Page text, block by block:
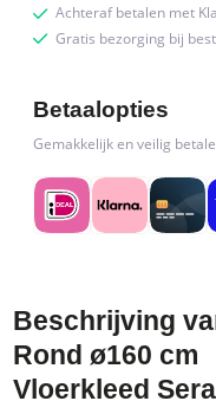
Achteraf betalen met
Gratis bezorging bij
Betaalopties
Gemakkelijk en veilig
Beschrijving
Rond ø160 cm
Vloerkleed